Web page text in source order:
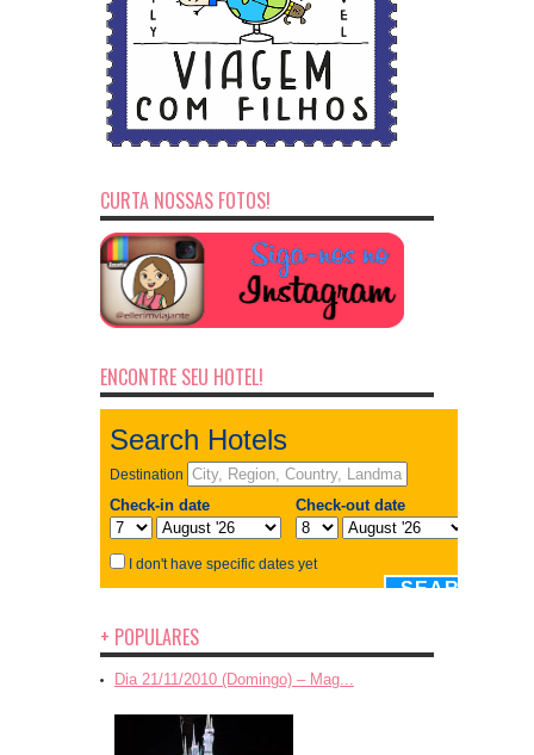
CURTA NOSSAS FOTOS!
ENCONTRE SEU HOTEL!
+ POPULARES
Dia 21/11/2010 (Domingo) – Mag...